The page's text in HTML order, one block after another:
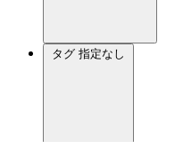
タグ 指定なし